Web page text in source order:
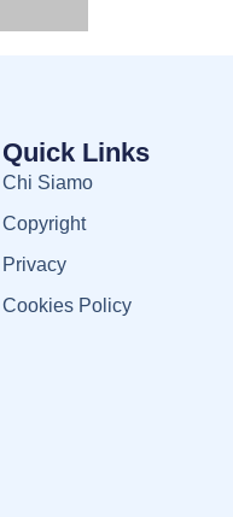
Quick Links
Chi Siamo
Copyright
Privacy
Cookies Policy